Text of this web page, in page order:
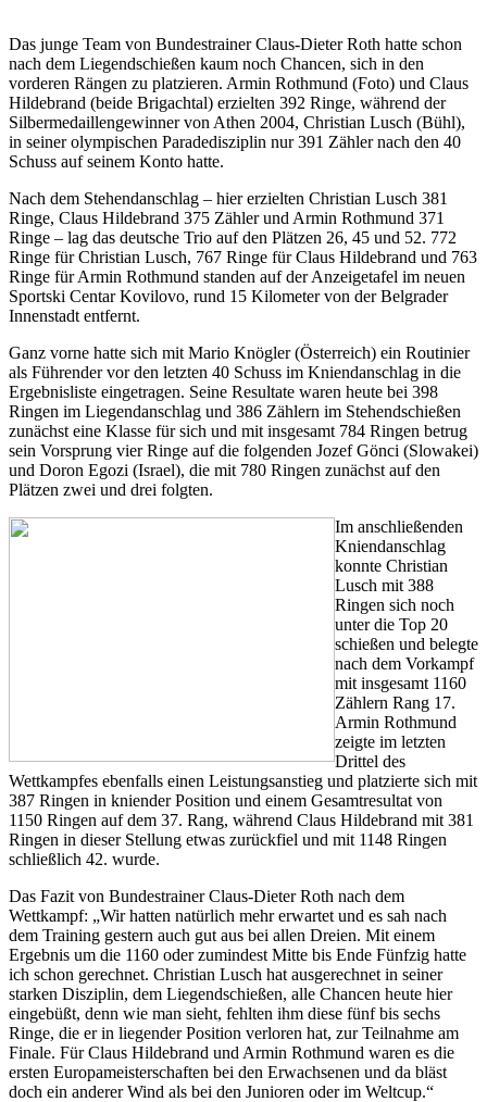
Das junge Team von Bundestrainer Claus-Dieter Roth hatte schon
nach dem Liegendschießen kaum noch Chancen, sich in den
vorderen Rängen zu platzieren. Armin Rothmund (Foto) und Claus
Hildebrand (beide Brigachtal) erzielten 392 Ringe, während der
Silbermedaillengewinner von Athen 2004, Christian Lusch (Bühl),
in seiner olympischen Paradedisziplin nur 391 Zähler nach den 40
Schuss auf seinem Konto hatte.
Nach dem Stehendanschlag – hier erzielten Christian Lusch 381
Ringe, Claus Hildebrand 375 Zähler und Armin Rothmund 371
Ringe – lag das deutsche Trio auf den Plätzen 26, 45 und 52. 772
Ringe für Christian Lusch, 767 Ringe für Claus Hildebrand und 763
Ringe für Armin Rothmund standen auf der Anzeigetafel im neuen
Sportski Centar Kovilovo, rund 15 Kilometer von der Belgrader
Innenstadt entfernt.
Ganz vorne hatte sich mit Mario Knögler (Österreich) ein Routinier
als Führender vor den letzten 40 Schuss im Kniendanschlag in die
Ergebnisliste eingetragen. Seine Resultate waren heute bei 398
Ringen im Liegendanschlag und 386 Zählern im Stehendschießen
zunächst eine Klasse für sich und mit insgesamt 784 Ringen betrug
sein Vorsprung vier Ringe auf die folgenden Jozef Gönci (Slowakei)
und Doron Egozi (Israel), die mit 780 Ringen zunächst auf den
Plätzen zwei und drei folgten.
Im anschließenden
Kniendanschlag
konnte Christian
Lusch mit 388
Ringen sich noch
unter die Top 20
schießen und belegte
nach dem Vorkampf
mit insgesamt 1160
Zählern Rang 17.
Armin Rothmund
zeigte im letzten
Drittel des
Wettkampfes ebenfalls einen Leistungsanstieg und platzierte sich mit
387 Ringen in kniender Position und einem Gesamtresultat von
1150 Ringen auf dem 37. Rang, während Claus Hildebrand mit 381
Ringen in dieser Stellung etwas zurückfiel und mit 1148 Ringen
schließlich 42. wurde.
Das Fazit von Bundestrainer Claus-Dieter Roth nach dem
Wettkampf: „Wir hatten natürlich mehr erwartet und es sah nach
dem Training gestern auch gut aus bei allen Dreien. Mit einem
Ergebnis um die 1160 oder zumindest Mitte bis Ende Fünfzig hatte
ich schon gerechnet. Christian Lusch hat ausgerechnet in seiner
starken Disziplin, dem Liegendschießen, alle Chancen heute hier
eingebüßt, denn wie man sieht, fehlten ihm diese fünf bis sechs
Ringe, die er in liegender Position verloren hat, zur Teilnahme am
Finale. Für Claus Hildebrand und Armin Rothmund waren es die
ersten Europameisterschaften bei den Erwachsenen und da bläst
doch ein anderer Wind als bei den Junioren oder im Weltcup.“